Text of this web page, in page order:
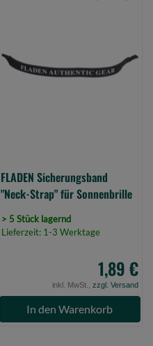
Strap"
für
FLADEN Sicherungsband
"Neck-Strap" für Sonnenbrille
> 5 Stück lagernd
Lieferzeit: 1-3 Werktage
1,89 €
inkl. MwSt., zzgl. Versand
In den Warenkorb